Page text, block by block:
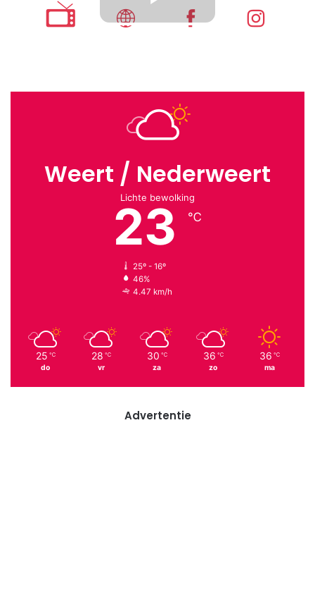
Weert / Nederweert
Lichte bewolking
23 ℃
25º - 16º
46%
4.47 km/h
25 ℃
do
28 ℃
vr
30 ℃
za
36 ℃
zo
36 ℃
ma
Advertentie